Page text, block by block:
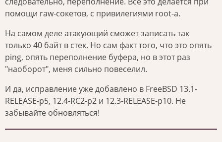
помощи raw-сокетов, с привилегиями root-а.
На самом деле атакующий сможет записать так
только 40 байт в стек. Но сам факт того, что это опять
ping, опять переполнение буфера, но в этот раз
"наоборот", меня сильно повеселил.
И да, исправление уже добавлено в FreeBSD 13.1-
RELEASE-p5, 12.4-RC2-p2 и 12.3-RELEASE-p10. Не
забывайте обновляться!